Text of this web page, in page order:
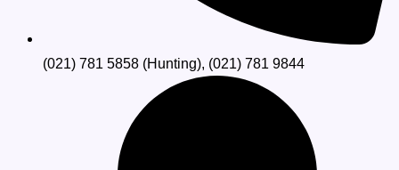
(021) 781 5858 (Hunting), (021) 781 9844